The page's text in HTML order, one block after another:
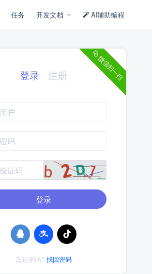
任务 开发文档 AI辅助编程
登录 · 注册
登录
忘记密码? 找回密码
微信扫一扫